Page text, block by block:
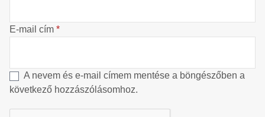
E-mail cím *
A nevem és e-mail címem mentése a böngészőben a
következő hozzászólásomhoz.